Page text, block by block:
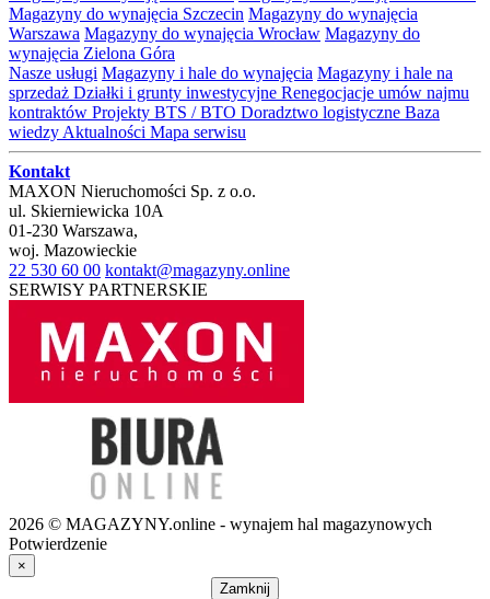
Magazyny do wynajęcia Szczecin Magazyny do wynajęcia
Warszawa Magazyny do wynajęcia Wrocław Magazyny do
wynajęcia Zielona Góra
Nasze usługi Magazyny i hale do wynajęcia Magazyny i hale na
sprzedaż Działki i grunty inwestycyjne Renegocjacje umów najmu
kontraktów Projekty BTS / BTO Doradztwo logistyczne Baza
wiedzy Aktualności Mapa serwisu
Kontakt
MAXON Nieruchomości Sp. z o.o.
ul. Skierniewicka 10A
01-230 Warszawa,
woj. Mazowieckie
22 530 60 00 kontakt@magazyny.online
SERWISY PARTNERSKIE
2026 © MAGAZYNY.online - wynajem hal magazynowych
Potwierdzenie
×
Zamknij